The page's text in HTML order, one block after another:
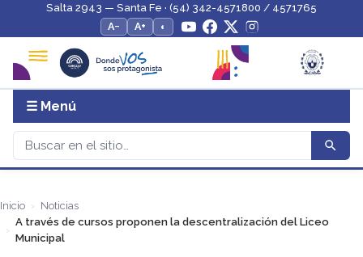
Salta 2943 — Santa Fe · (54) 342-4571800 / 4571765
A−
A+ ◐
☰ Menú
Inicio
Noticias
A través de cursos proponen la descentralización del Liceo
Municipal